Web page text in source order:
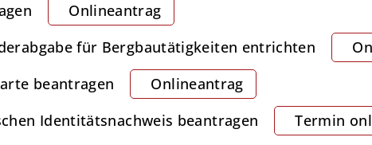
Onlineantrag
für Bergbautätigkeiten entrichten
beantragen
Onlineantrag
Identitätsnachweis beantragen
Termin